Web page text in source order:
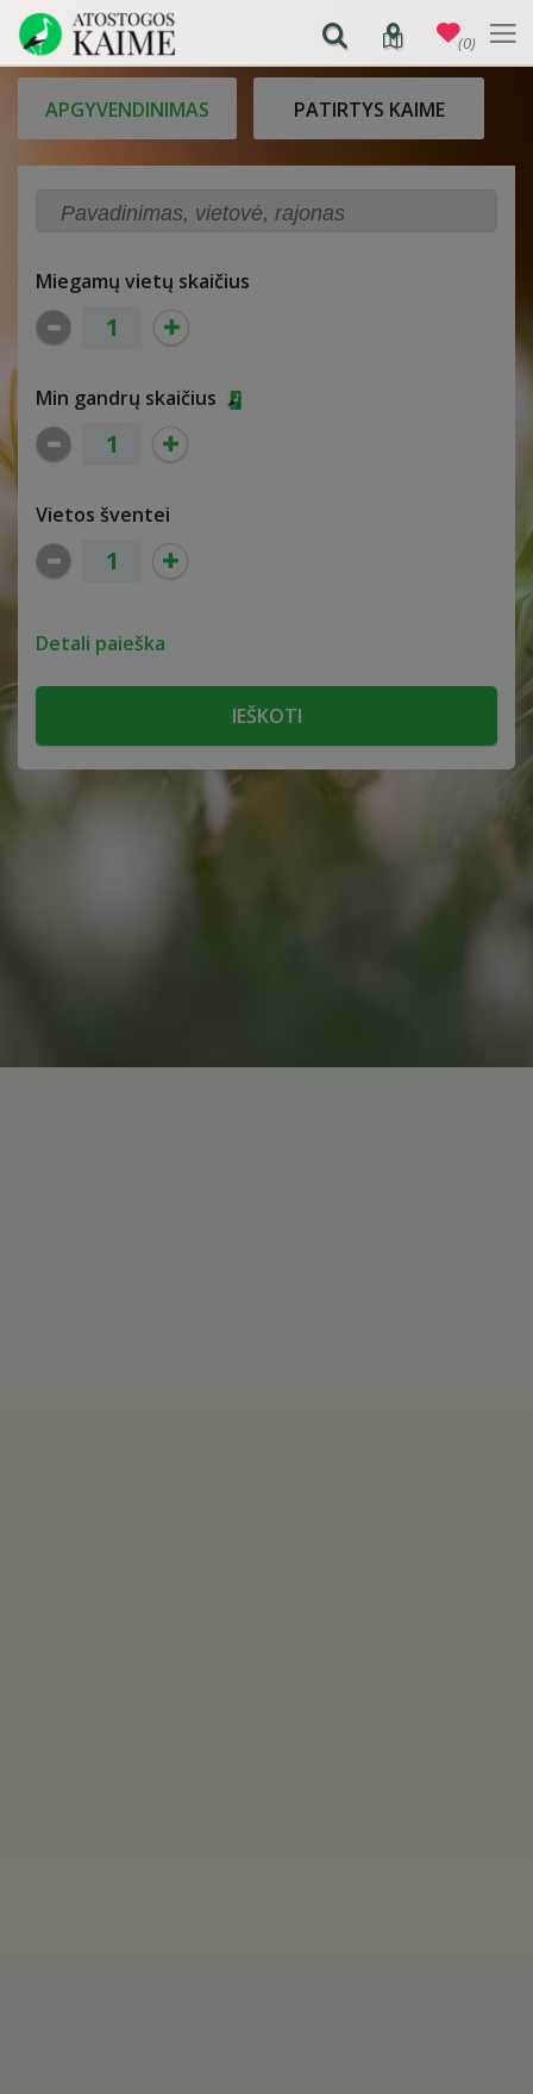
APGYVENDINIMAS PATIRTYS KAIME
Miegamų vietų skaičius
Min gandrų skaičius
Vietos šventei
Detali paieška
(0)